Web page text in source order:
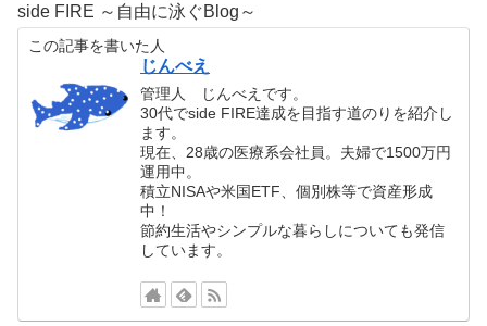
side FIRE ～自由に泳ぐBlog～
この記事を書いた人
じんべえ
管理人 じんべえです。
30代でside FIRE達成を目指す道のりを紹介し
ます。
現在、28歳の医療系会社員。夫婦で1500万円
運用中。
積立NISAや米国ETF、個別株等で資産形成
中！
節約生活やシンプルな暮らしについても発信
しています。